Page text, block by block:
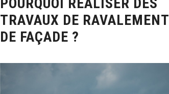
TRAVAUX DE RAVALEMENT
DE FAÇADE ?